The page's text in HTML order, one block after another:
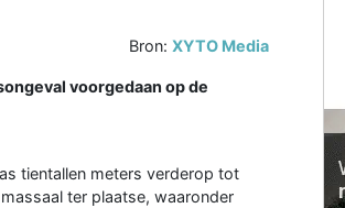
Bron:XYTO Media
voorgedaan op de
tientallen meters verderop tot
ter plaatse, waaronder